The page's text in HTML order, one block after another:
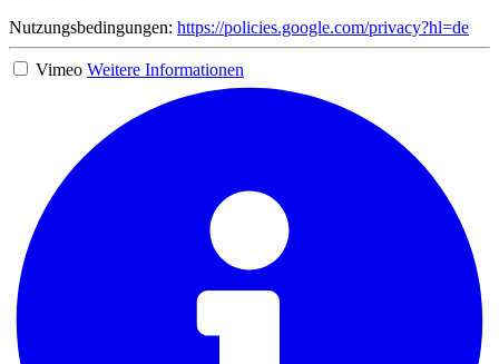
Nutzungsbedingungen: https://policies.google.com/privacy?hl=de
Vimeo Weitere Informationen